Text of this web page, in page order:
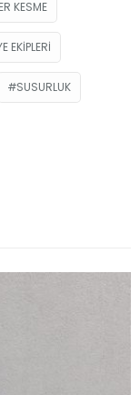
KESME
EKIPLERI
SUSURLUK